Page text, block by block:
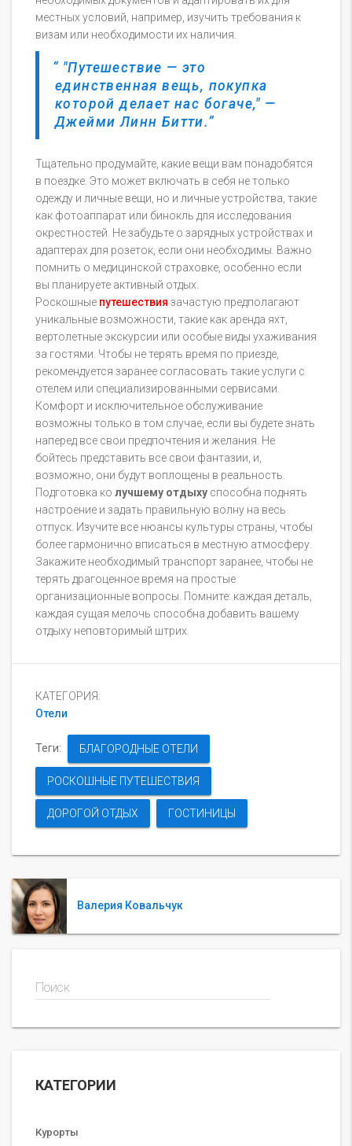
местных условий, например, изучить требования к
визам или необходимости их наличия.
"Путешествие — это
единственная вещь, покупка
которой делает нас богаче," —
Джейми Линн Битти.
Тщательно продумайте, какие вещи вам понадобятся
в поездке. Это может включать в себя не только
одежду и личные вещи, но и личные устройства, такие
как фотоаппарат или бинокль для исследования
окрестностей. Не забудьте о зарядных устройствах и
адаптерах для розеток, если они необходимы. Важно
помнить о медицинской страховке, особенно если
вы планируете активный отдых.
Роскошные путешествия зачастую предполагают
уникальные возможности, такие как аренда яхт,
вертолетные экскурсии или особые виды ухаживания
за гостями. Чтобы не терять время по приезде,
рекомендуется заранее согласовать такие услуги с
отелем или специализированными сервисами.
Комфорт и исключительное обслуживание
возможны только в том случае, если вы будете знать
наперед все свои предпочтения и желания. Не
бойтесь представить все свои фантазии, и,
возможно, они будут воплощены в реальность.
Подготовка ко лучшему отдыху способна поднять
настроение и задать правильную волну на весь
отпуск. Изучите все нюансы культуры страны, чтобы
более гармонично вписаться в местную атмосферу.
Закажите необходимый транспорт заранее, чтобы не
терять драгоценное время на простые
организационные вопросы. Помните: каждая деталь,
каждая сущая мелочь способна добавить вашему
отдыху неповторимый штрих.
КАТЕГОРИЯ:
Отели
Теги: БЛАГОРОДНЫЕ ОТЕЛИ
РОСКОШНЫЕ ПУТЕШЕСТВИЯ
ДОРОГОЙ ОТДЫХ ГОСТИНИЦЫ
Валерия Ковальчук
Поиск
КАТЕГОРИИ
Курорты